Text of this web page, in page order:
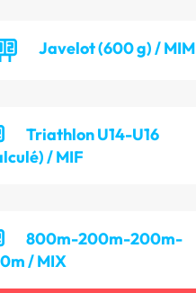
Javelot (600 g) / MIM
Triathlon U14-U16
/ MIF
800m-200m-200m-
/ MIX